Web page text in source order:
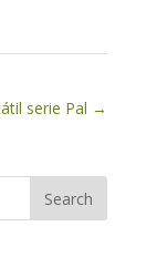
serie Pal →